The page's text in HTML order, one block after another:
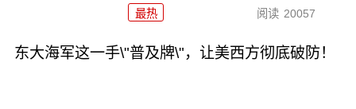
最热 阅读 20057
东大海军这一手\"普及牌\"，让美西方彻底破防！